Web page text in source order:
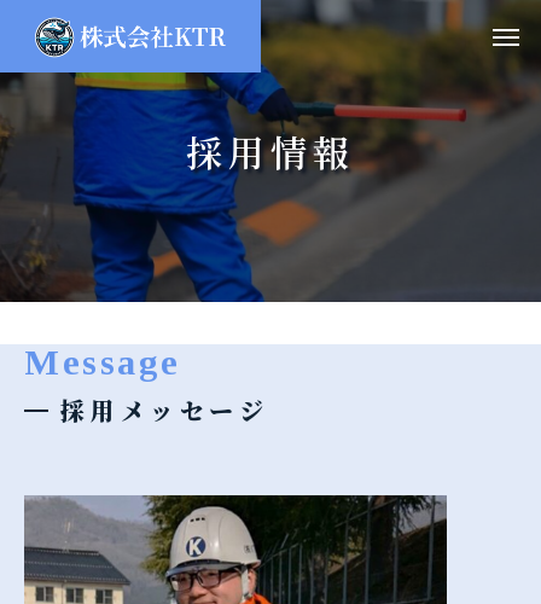
採用情報
Message
採用メッセージ